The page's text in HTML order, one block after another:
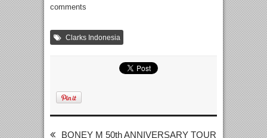
comments
Clarks Indonesia
BONEY M 50th ANNIVERSARY TOUR